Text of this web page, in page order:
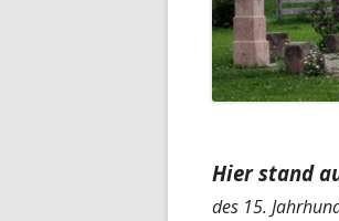
Hier stand
des 15.